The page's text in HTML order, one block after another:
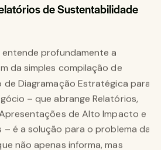
de Sustentabilidade